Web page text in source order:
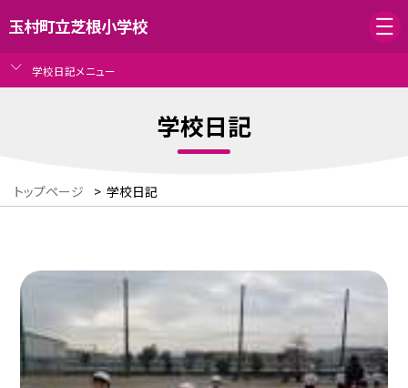
玉村町立芝根小学校
学校日記メニュー
学校日記
トップページ > 学校日記